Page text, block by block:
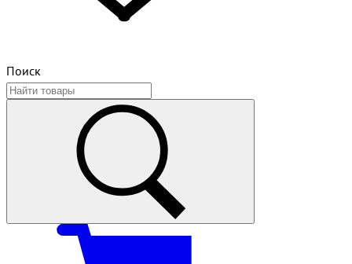
Поиск